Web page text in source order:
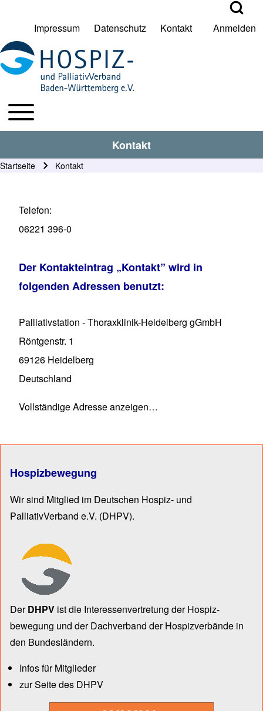
Suche Schließen
Suche
User account menu
Impressum Datenschutz Kontakt Anmelden
HPV BW Hauptmenu
Toggle main menu
Kontakt
Startseite Kontakt
Telefon
06221 396-0
Der Kontakteintrag „Kontakt” wird in
folgenden Adressen benutzt:
Palliativstation - Thoraxklinik-Heidelberg gGmbH
Röntgenstr. 1
69126 Heidelberg
Deutschland
Vollständige Adresse anzeigen…
Hospizbewegung
Wir sind Mitglied im Deutschen Hospiz- und
PalliativVerband e.V. (DHPV).
DerDHPV ist die Inter­essen­ver­tre­tung der Hospiz­
bewegung und der Dach­verband der Hospiz­verbände in
den Bun­des­län­dern.
Infos für Mitglieder
zur Seite des DHPV